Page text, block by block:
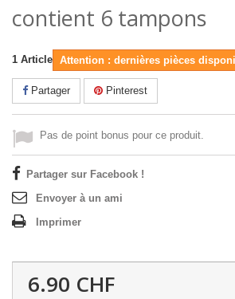
contient 6 tampons
1 Article Attention : dernières pièces
Partager Pinterest
Pas de point bonus pour ce produit.
Partager sur Facebook !
Envoyer à un ami
Imprimer
6.90 CHF